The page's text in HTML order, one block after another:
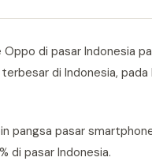
di pasar Indonesia
di Indonesia,
pasar
di pasar Indonesia.